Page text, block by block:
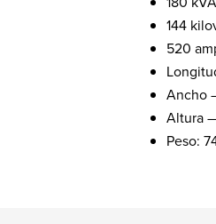
144
520
Ancho
Altura
Peso: